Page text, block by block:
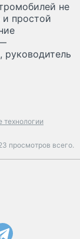
не
и простой
руководитель
технологии
просмотров всего.